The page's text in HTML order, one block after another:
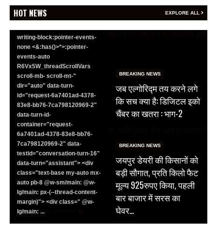
HOT NEWS EXPLORE ALL
text-primary w-full
writing-block:pointer-events-
none <&:has()>*>:pointer-
events-auto
R6Vx5W_threadScrollVars
scroll-mb- scroll-mt-"
dir="auto" data-turn-
id="request-6a7401ad-4378-
83e8-bb76-7ca798120969-2"
data-turn-id-
container="request-
6a7401ad-4378-83e8-bb76-
7ca798120969-2" data-
testid="conversation-turn-16"
data-turn="assistant"> <div
class="text-base my-auto mx-
auto pb-8 @w-sm/main: @w-
lg/main: px-(--thread-content-
margin)"> <div class=" @w-
lg/main: ...
BREAKING NEWS
जब एल्गोरिद्म तय करने लगे
कि सच क्या है: डिजिटल इको
चैंबर का खतरा : भाग-2
BREAKING NEWS
जयपुर डेयरी की किसानों को
बड़ी सौगात, प्रति किलो फैट
मूल्य 925रुपए किया, पहली
बार बाजार में सरस का
घेवर…